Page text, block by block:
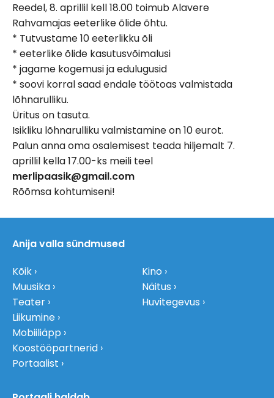
Reedel, 8. aprillil kell 18.00 toimub Alavere
Rahvamajas eeterlike õlide õhtu.
* Tutvustame 10 eeterlikku õli
* eeterlike õlide kasutusvõimalusi
* jagame kogemusi ja edulugusid
* soovi korral saad endale töötoas valmistada
lõhnarulliku.
Üritus on tasuta.
Isikliku lõhnarulliku valmistamine on 10 eurot.
Palun anna oma osalemisest teada hiljemalt 7.
aprillil kella 17.00-ks meili teel
merlipaasik@gmail.com
Rõõmsa kohtumiseni!
Anija valla sündmused
Kõik
Muusika
Teater
Liikumine
Kino
Näitus
Huvitegevus
Mobiiliäpp
Koostööpartnerid
Portaalist